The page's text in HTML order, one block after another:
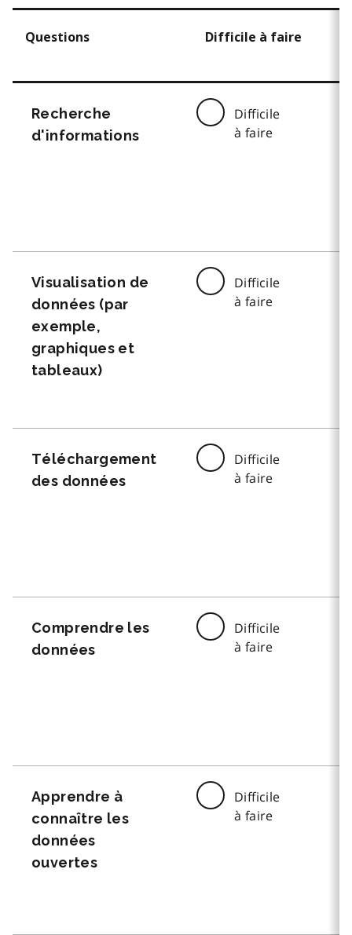
Questions Difficile à faire
Recherche
d'informations
Difficile
à faire
Visualisation de
données (par
exemple,
graphiques et
tableaux)
Difficile
à faire
Téléchargement
des données
Difficile
à faire
Comprendre les
données
Difficile
à faire
Apprendre à
connaître les
données
ouvertes
Difficile
à faire